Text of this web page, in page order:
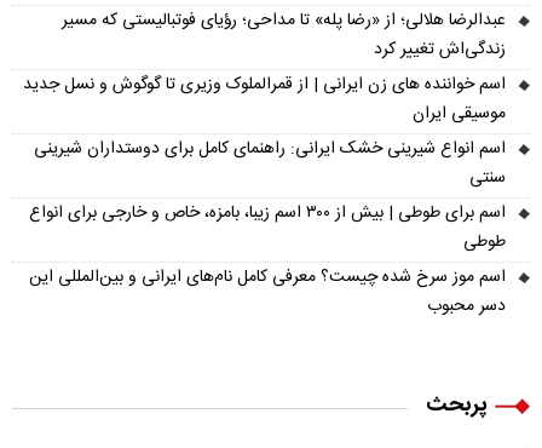
عبدالرضا هلالی؛ از «رضا پله» تا مداحی؛ رؤیای فوتبالیستی که مسیر
زندگی‌اش تغییر کرد
اسم خواننده های زن ایرانی | از قمرالملوک وزیری تا گوگوش و نسل جدید
موسیقی ایران
اسم انواع شیرینی خشک ایرانی: راهنمای کامل برای دوستداران شیرینی
سنتی
اسم برای طوطی | بیش از ۳۰۰ اسم زیبا، بامزه، خاص و خارجی برای انواع
طوطی
اسم موز سرخ شده چیست؟ معرفی کامل نام‌های ایرانی و بین‌المللی این
دسر محبوب
پربحث